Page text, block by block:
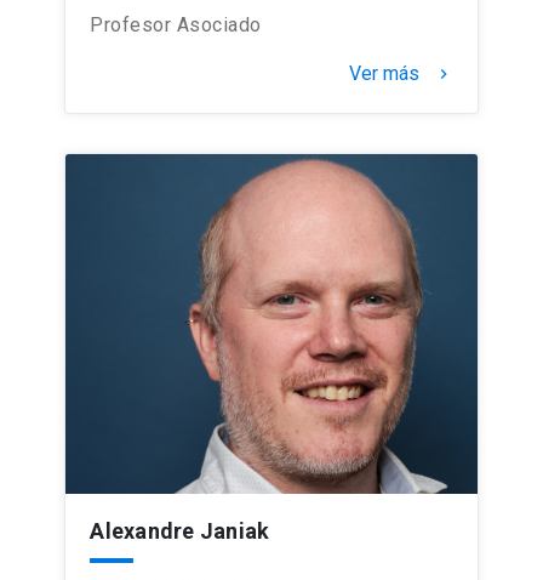
Profesor Asociado
Ver más keyboard_arrow_right
Alexandre Janiak